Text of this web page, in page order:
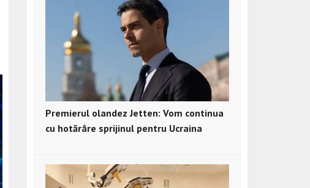
Premierul olandez Jetten: Vom continua
cu hotărâre sprijinul pentru Ucraina